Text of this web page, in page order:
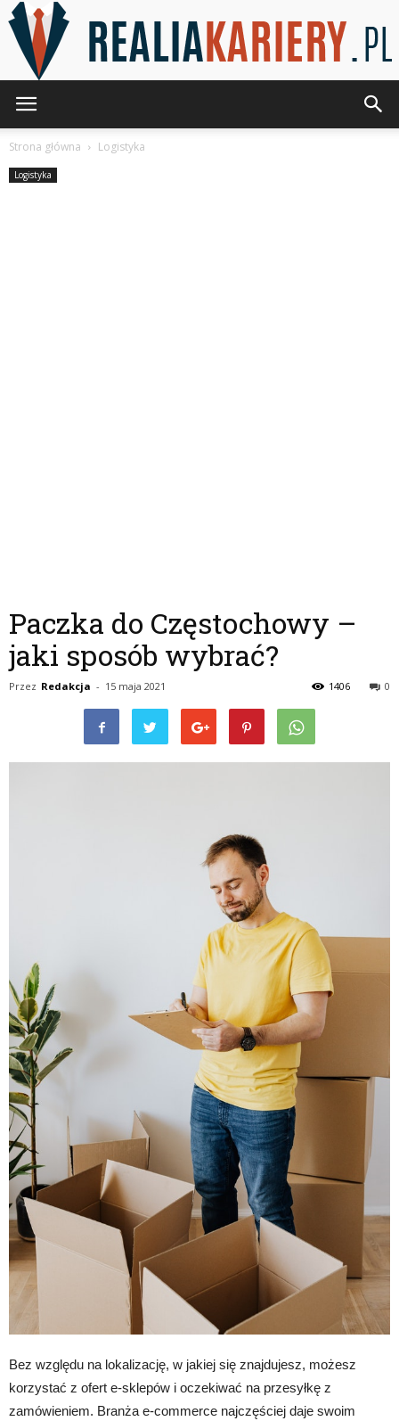
Strona główna Logistyka
Logistyka
Paczka do Częstochowy –
jaki sposób wybrać?
Przez Redakcja - 15 maja 2021 0
1406
Bez względu na lokalizację, w jakiej się znajdujesz, możesz
korzystać z ofert e-sklepów i oczekiwać na przesyłkę z
zamówieniem. Branża e-commerce najczęściej daje swoim